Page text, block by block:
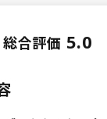
総合評価 5.0